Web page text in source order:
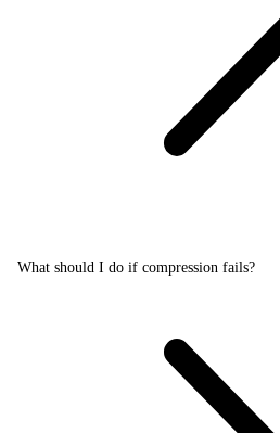
What should I do if compression fails?